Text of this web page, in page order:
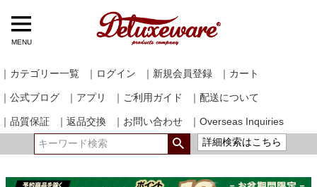
MENU
｜カテゴリー一覧 ｜ログイン ｜新規会員登録 ｜カート
｜公式ブログ ｜アプリ ｜ご利用ガイド ｜配送について
｜品質保証 ｜返品交換 ｜お問い合わせ
｜Overseas Inquiries
詳細検索はこちら